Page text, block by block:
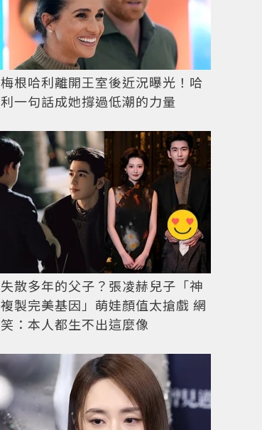
梅根哈利離開王室後近況曝光！哈
利一句話成她撐過低潮的力量
失散多年的父子？張凌赫兒子「神
複製完美基因」萌娃顏值太搶戲 網
笑：本人都生不出這麼像